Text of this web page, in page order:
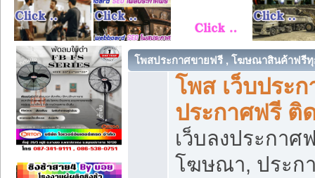
โพสประกาศขายฟรี , โฆษณาสินค้าฟรี
โพส เว็บประก
ประกาศฟรี ติ
เว็บลงประกา
โฆษณา, ประก